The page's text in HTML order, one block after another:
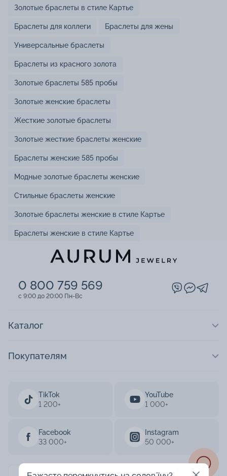
Золотые браслеты в стиле Картье
Браслеты для коллеги Браслеты для жены
Универсальные браслеты
Браслеты из красного золота
Золотые браслеты 585 пробы
Золотые женские браслеты
Жесткие золотые браслеты
Золотые жесткие браслеты женские
Браслеты женские 585 пробы
Модные золотые браслеты женские
Стильные браслеты женские
Золотые браслеты женские в стиле Картье
Браслеты женские в стиле Картье
0 800 759 569
c 9:00 до 20:00 Пн-Вс
TikTok
1 200+
YouTube
1 000+
Facebook
33 000+
Instagram
50 000+
Каталог
Покупателям